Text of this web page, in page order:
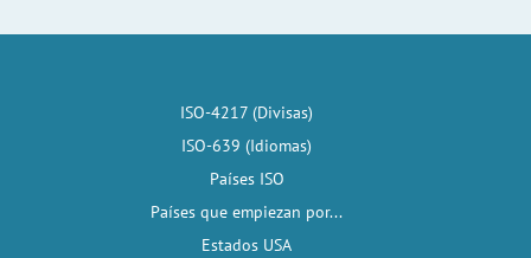
ISO-4217 (Divisas)
ISO-639 (Idiomas)
Países ISO
Países que empiezan por...
Estados USA